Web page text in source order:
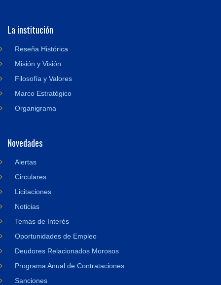
La institución
Reseña Histórica
Misión y Visión
Filosofía y Valores
Marco Estratégico
Organigrama
Novedades
Alertas
Circulares
Licitaciones
Noticias
Temas de Interés
Oportunidades de Empleo
Deudores Relacionados Morosos
Programa Anual de Contrataciones
Sanciones